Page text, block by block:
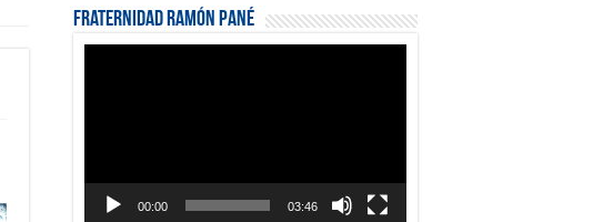
Fraternidad Ramón Pané
00:00 03:46